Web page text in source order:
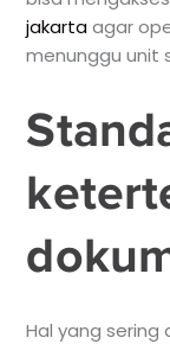
jakartaagar
menunggu unit
Hal yang sering